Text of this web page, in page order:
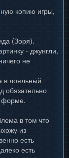
копию игры,
(Зоря).
- джунгли,
не
в лояльный
обязательно
форме.
в том что
из
есть
есть